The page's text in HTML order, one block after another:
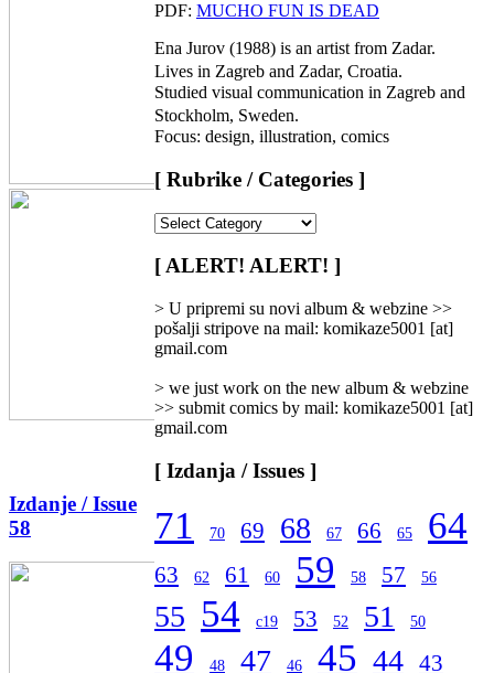
Izdanje / Issue
58
PDF: MUCHO FUN IS DEAD
Ena Jurov (1988) is an artist from Zadar.
Lives in Zagreb and Zadar, Croatia.
Studied visual communication in Zagreb and
Stockholm, Sweden.
Focus: design, illustration, comics
[ Rubrike / Categories ]
/
Categories
]
[ ALERT! ALERT! ]
> U pripremi su novi album & webzine >>
pošalji stripove na mail: komikaze5001 [at]
gmail.com
> we just work on the new album & webzine
>> submit comics by mail: komikaze5001 [at]
gmail.com
[ Izdanja / Issues ]
71 70 69 68 67 66 65 64
63 62 61 60 59 58 57 56
55 54 c19 53 52 51 50
49 48 47 46 45 44 43